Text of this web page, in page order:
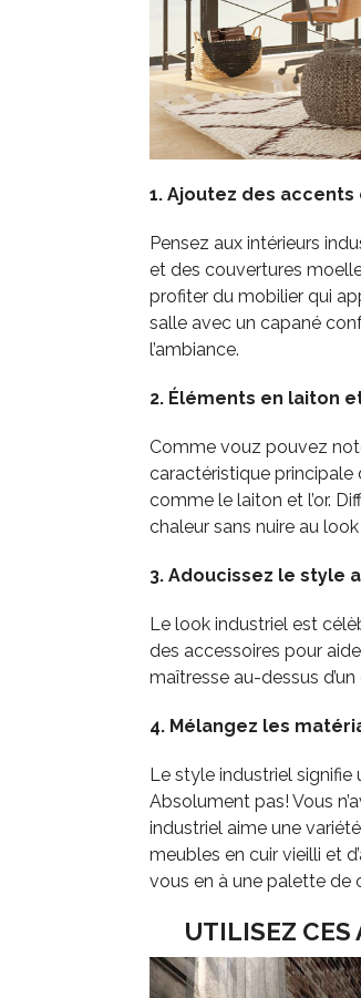
1. Ajoutez des accents
Pensez aux intérieurs
et des couvertures
profiter du mobilier qui
salle avec un capané
l’ambiance.
2. Éléments en laiton
Comme vouz pouvez
caractéristique principale
comme le laiton et l’or.
chaleur sans nuire au
3. Adoucissez le style
Le look industriel est
des accessoires pour
maîtresse au-dessus
4. Mélangez les
Le style industriel signifie
Absolument pas! Vous
industriel aime une
meubles en cuir vieilli et
vous en à une palette de
UTILISEZ CES